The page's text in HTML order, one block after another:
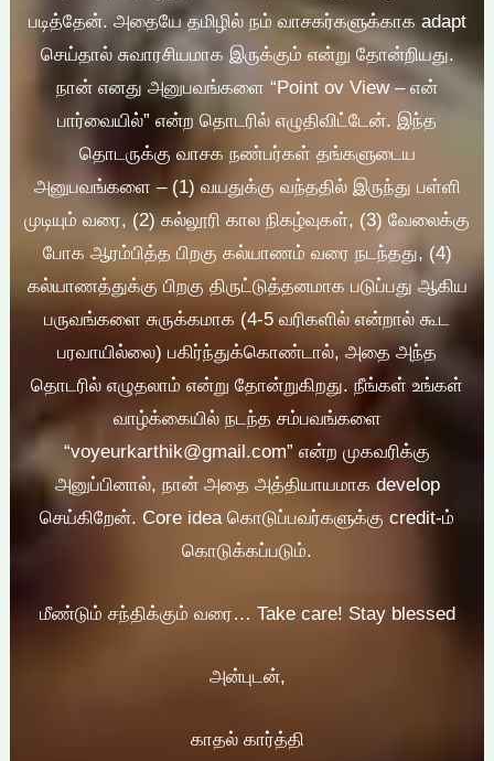
படித்தேன். அதையே தமிழில் நம் வாசகர்களுக்காக adapt
செய்தால் சுவாரசியமாக இருக்கும் என்று தோன்றியது.
நான் எனது அனுபவங்களை “Point ov View – என்
பார்வையில்” என்ற தொடரில் எழுதிவிட்டேன். இந்த
தொடருக்கு வாசக நண்பர்கள் தங்களுடைய
அனுபவங்களை – (1) வயதுக்கு வந்ததில் இருந்து பள்ளி
முடியும் வரை, (2) கல்லூரி கால நிகழ்வுகள், (3) வேலைக்கு
போக ஆரம்பித்த பிறகு கல்யாணம் வரை நடந்தது, (4)
கல்யாணத்துக்கு பிறகு திருட்டுத்தனமாக படுப்பது ஆகிய
பருவங்களை சுருக்கமாக (4-5 வரிகளில் என்றால் கூட
பரவாயில்லை) பகிர்ந்துக்கொண்டால், அதை அந்த
தொடரில் எழுதலாம் என்று தோன்றுகிறது. நீங்கள் உங்கள்
வாழ்க்கையில் நடந்த சம்பவங்களை
“voyeurkarthik@gmail.com” என்ற முகவரிக்கு
அனுப்பினால், நான் அதை அத்தியாயமாக develop
செய்கிறேன். Core idea கொடுப்பவர்களுக்கு credit-ம்
கொடுக்கப்படும்.
மீண்டும் சந்திக்கும் வரை… Take care! Stay blessed
அன்புடன்,
காதல் கார்த்தி